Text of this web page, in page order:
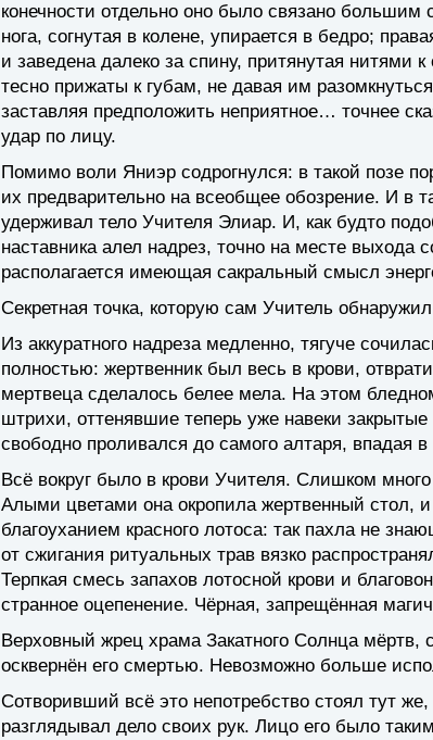
конечности отдельно оно было связано большим
нога, согнутая в колене, упирается в бедро;
и заведена далеко за спину, притянутая
тесно прижаты к губам, не давая им
заставляя предположить неприятное… точнее
удар по лицу.
Помимо воли Яниэр содрогнулся: в такой позе
их предварительно на всеобщее обозрение. И в
удерживал тело Учителя Элиар. И, как будто
наставника алел надрез, точно на месте
располагается имеющая сакральный смысл
Секретная точка, которую сам Учитель обнаружил
Из аккуратного надреза медленно, тягуче
полностью: жертвенник был весь в крови,
мертвеца сделалось белее мела. На этом
штрихи, оттенявшие теперь уже навеки
свободно проливался до самого алтаря, впадая в
Всё вокруг было в крови Учителя. Слишком
Алыми цветами она окропила жертвенный стол,
благоуханием красного лотоса: так пахла не
от сжигания ритуальных трав вязко
Терпкая смесь запахов лотосной крови и
странное оцепенение. Чёрная, запрещённая
Верховный жрец храма Закатного Солнца
осквернён его смертью. Невозможно больше
Сотворивший всё это непотребство стоял тут
разглядывал дело своих рук. Лицо его было